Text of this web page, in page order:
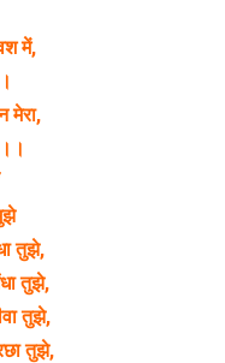
में,
मेरा,
तुझे,
तुझे,
तुझे,
तुझे,